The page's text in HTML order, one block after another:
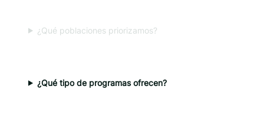
¿Qué poblaciones priorizamos?
¿Qué tipo de programas ofrecen?